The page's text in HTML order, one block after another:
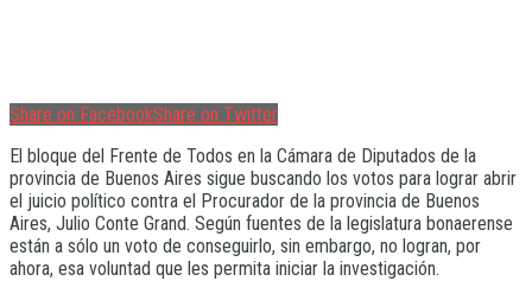
Share on FacebookShare on Twitter
El bloque del Frente de Todos en la Cámara de Diputados de la
provincia de Buenos Aires sigue buscando los votos para lograr abrir
el juicio político contra el Procurador de la provincia de Buenos
Aires, Julio Conte Grand. Según fuentes de la legislatura bonaerense
están a sólo un voto de conseguirlo, sin embargo, no logran, por
ahora, esa voluntad que les permita iniciar la investigación.